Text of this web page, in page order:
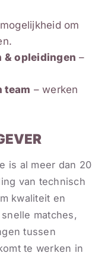
om
& opleidingen –
team – werken
is al meer dan 20
van technisch
kwaliteit en
matches,
tussen
te werken in